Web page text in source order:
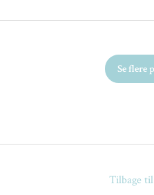
Se flere
Tilbage